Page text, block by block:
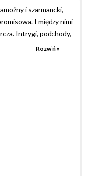
i szarmancki,
I między nimi
Intrygi, podchody,
i syna. Dużo
mnie ta książka. A i
Rozwiń »